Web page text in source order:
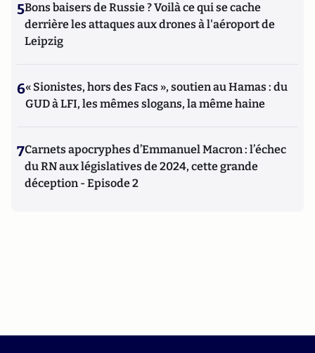
5Bons baisers de Russie ? Voilà ce qui se cache
derrière les attaques aux drones à l'aéroport de
Leipzig
6« Sionistes, hors des Facs », soutien au Hamas : du
GUD à LFI, les mêmes slogans, la même haine
7Carnets apocryphes d’Emmanuel Macron : l’échec
du RN aux législatives de 2024, cette grande
déception - Episode 2